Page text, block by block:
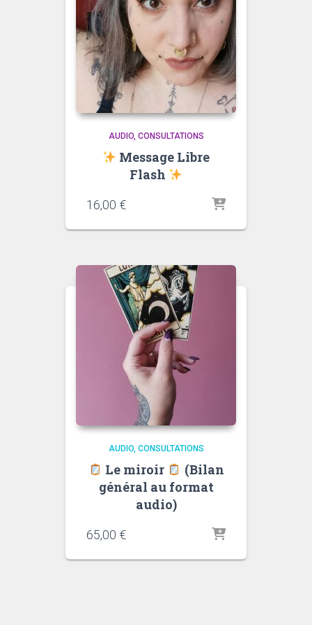
AUDIO CONSULTATIONS
Message Libre
Flash
16,00 €
AUDIO CONSULTATIONS
Le miroir
(Bilan
général au format
audio)
65,00 €